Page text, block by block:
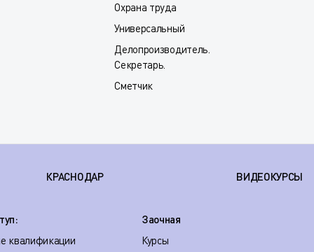
Охрана труда
Универсальный
Делопроизводитель.
Секретарь.
Сметчик
КРАСНОДАР ВИДЕОКУРСЫ
квалификации
Заочная
Курсы